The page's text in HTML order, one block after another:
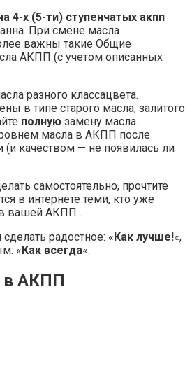
4-х (5-ти) ступенчатых акпп
При смене масла
важны такие Общие
АКПП (с учетом описанных
разного классацвета.
в типе старого масла, залитого
полную замену масла.
масла в АКПП после
(и качеством — не появилась ли
самостоятельно, прочтите
в интернете теми, кто уже
вашей АКПП .
радостное: «Как лучше!«,
«Как всегда«.
в АКПП